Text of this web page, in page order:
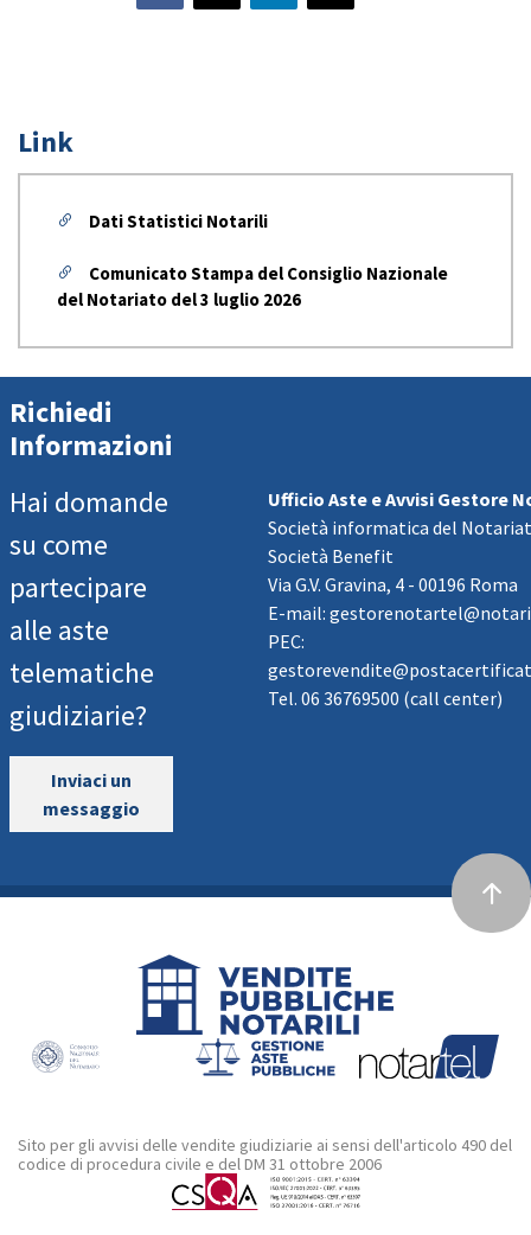
Link
Dati Statistici Notarili
Comunicato Stampa del Consiglio Nazionale
del Notariato del 3 luglio 2026
Richiedi
Informazioni
Hai domande
su come
partecipare
alle aste
telematiche
giudiziarie?
Inviaci un
messaggio
Ufficio Aste e Avvisi Gestore
Società informatica del
Società Benefit
Via G.V. Gravina, 4 - 00196 Roma
E-mail:
PEC:
Tel. 06 36769500 (call center)
Sito per gli avvisi delle vendite giudiziarie ai sensi dell'articolo 490 del
codice di procedura civile e del DM 31 ottobre 2006